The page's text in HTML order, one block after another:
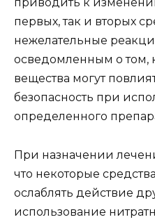
приводить к
первых, так и вторых
нежелательные
осведомленным о том,
вещества могут
безопасность при
определенного
При назначении
что некоторые
ослаблять действие
использование